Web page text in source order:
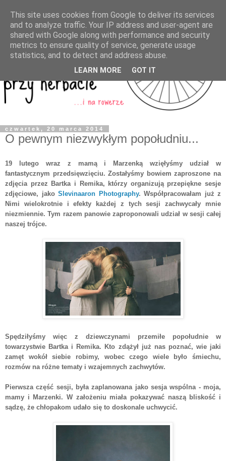
czwartek, 20 marca 2014
O pewnym niezwykłym popołudniu...
19 lutego wraz z mamą i Marzenką wzięłyśmy udział w
fantastycznym przedsięwzięciu. Zostałyśmy bowiem zaproszone na
zdjęcia przez Bartka i Remika, którzy organizują przepiękne sesje
zdjęciowe, jako Slevinaaron Photography. Współpracowałam już z
Nimi wielokrotnie i efekty każdej z tych sesji zachwycały mnie
niezmiennie. Tym razem panowie zaproponowali udział w sesji całej
naszej trójce.
Spędziłyśmy więc z dziewczynami przemiłe popołudnie w
towarzystwie Bartka i Remika. Kto zdążył już nas poznać, wie jaki
zamęt wokół siebie robimy, wobec czego wiele było śmiechu,
rozmów na różne tematy i wzajemnych zachwytów.
Pierwsza część sesji, była zaplanowana jako sesja wspólna - moja,
mamy i Marzenki. W założeniu miała pokazywać naszą bliskość i
sądzę, że chłopakom udało się to doskonale uchwycić.
This site uses cookies from Google to deliver its services
and to analyze traffic. Your IP address and user-agent are
shared with Google along with performance and security
metrics to ensure quality of service, generate usage
statistics, and to detect and address abuse.
LEARN MORE GOT IT